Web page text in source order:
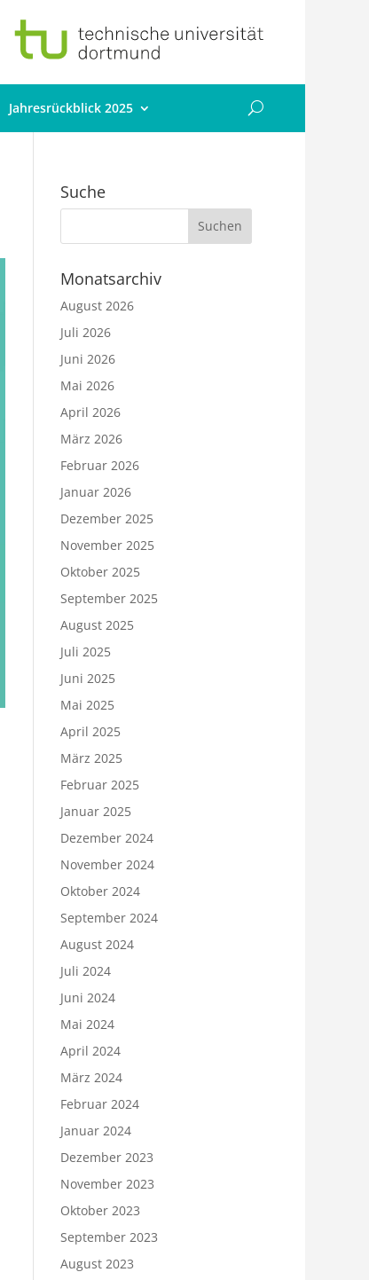
Jahresrückblick 2025
Suche
Monatsarchiv
August 2026
Juli 2026
Juni 2026
Mai 2026
April 2026
März 2026
Februar 2026
Januar 2026
Dezember 2025
November 2025
Oktober 2025
September 2025
August 2025
Juli 2025
Juni 2025
Mai 2025
April 2025
März 2025
Februar 2025
Januar 2025
Dezember 2024
November 2024
Oktober 2024
September 2024
August 2024
Juli 2024
Juni 2024
Mai 2024
April 2024
März 2024
Februar 2024
Januar 2024
Dezember 2023
November 2023
Oktober 2023
September 2023
August 2023